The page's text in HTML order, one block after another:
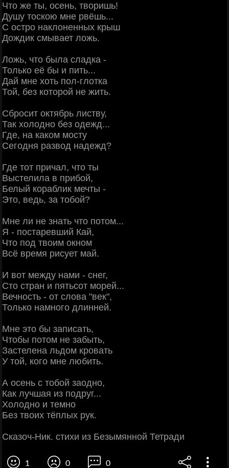
Что же ты, осень, творишь!
Душу тоскою мне рвёшь...
С остро наклоненных крыш
Дождик смывает ложь.
Ложь, что была сладка -
Только её бы и пить...
Дай мне хоть пол-глотка
Той, без которой не жить.
Сбросит октябрь листву,
Так холодно без одежд...
Где, на каком мосту
Сегодня развод надежд?
Где тот причал, что ты
Выстелила в прибой,
Белый кораблик мечты -
Это, ведь, за тобой?
Мне ли не знать что потом...
Я - постаревший Кай,
Что под твоим окном
Всё время рисует май.
И вот между нами - снег,
Сто стран и пятьсот морей...
Вечность - от слова "век",
Только намного длинней.
Мне это бы записать,
Чтобы потом не забыть,
Застелена льдом кровать
У той, кого мне любить.
А осень с тобой заодно,
Как лучшая из подруг...
Холодно и темно
Без твоих тёплых рук.
Сказоч-Ник. стихи из Безымянной Тетради
1 0 0